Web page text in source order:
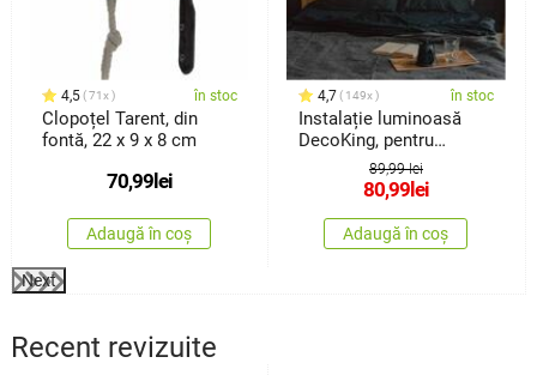
4,5 71x în stoc
Clopoțel Tarent, din
fontă, 22 x 9 x 8 cm
70,99 lei
Adaugă în coș
4,7 149x în stoc
Instalație luminoasă
DecoKing, pentru
fotografie, alb cald, 20
89,99 lei
80,99 lei
Adaugă în coș
Next
Recent revizuite